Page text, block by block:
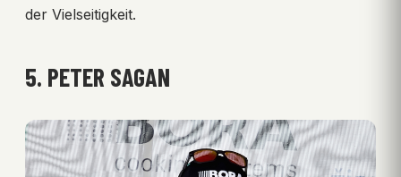
der Vielseitigkeit.
5. PETER SAGAN